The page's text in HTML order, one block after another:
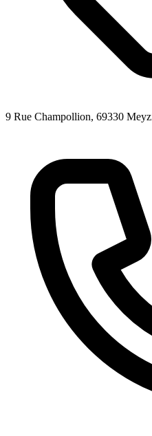
9 Rue Champollion, 69330